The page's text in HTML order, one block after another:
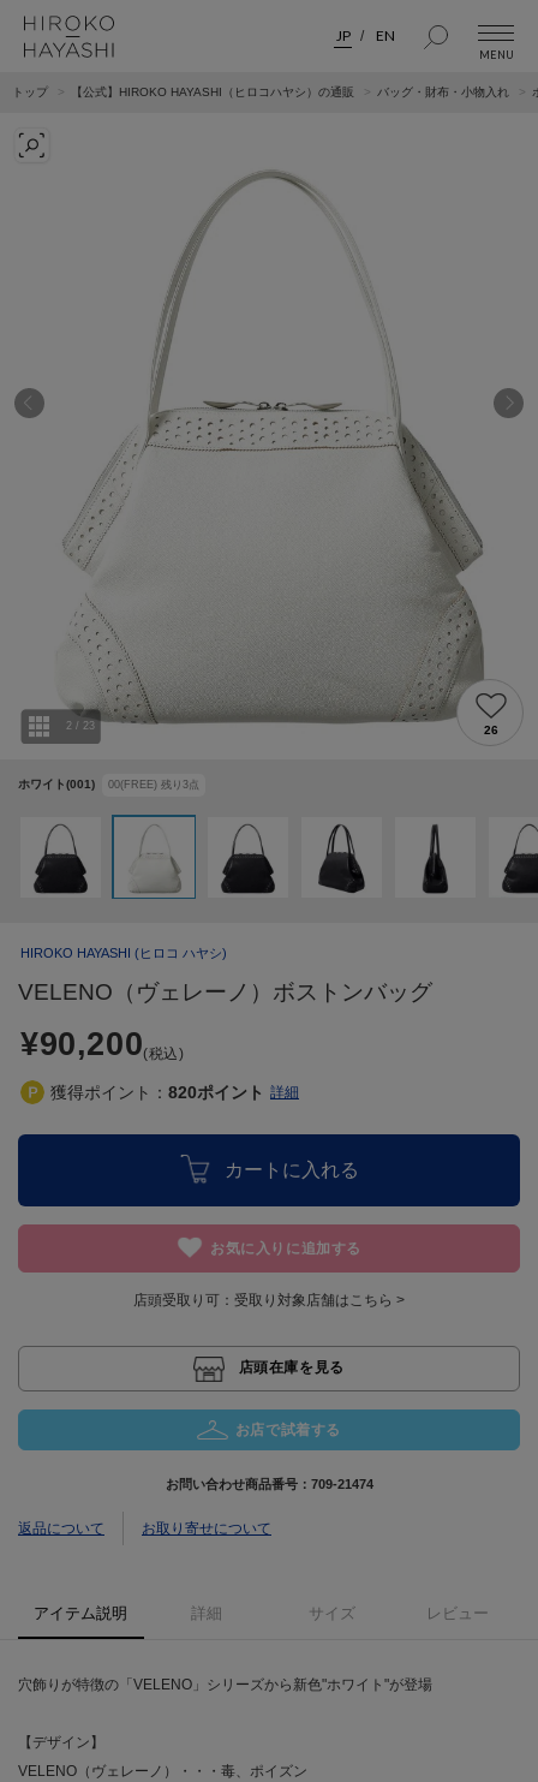
JP EN
トップ 【公式】HIROKO HAYASHI（ヒロコハヤシ）の通販 バッグ・財布・小物入れ
ホワイト(001) 00(FREE) 残り 3点
2 / 23 26
HIROKO HAYASHI (ヒロコ ハヤシ)
VELENO（ヴェレーノ）ボストンバッグ
¥90,200(税込)
獲得ポイント： 820ポイント 詳細
カートに入れる
お気に入りに追加する
店頭受取り可： 受取り対象店舗はこちら >
店頭在庫を見る
お店で試着する
お問い合わせ商品番号： 709-21474
返品について お取り寄せについて
アイテム説明 詳細 サイズ レビュー
穴飾りが特徴の「VELENO」シリーズから新色"ホワイト"が登場
【デザイン】
VELENO（ヴェレーノ）・・・毒、ポイズン